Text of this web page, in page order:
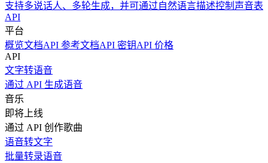
支持多说话人、多轮生成，并可通过自然语言描述控制声音表
API
平台
概览文档API 参考文档API 密钥API 价格
API
文字转语音
通过 API 生成语音
音乐
即将上线
通过 API 创作歌曲
语音转文字
批量转录语音